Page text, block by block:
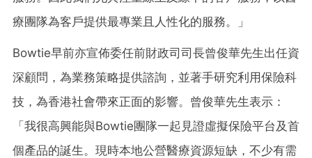
療團隊為客戶提供最專業且人性化的服務。」
Bowtie早前亦宣佈委任前財政司司長曾俊華先生出任資
深顧問，為業務策略提供諮詢，並著手研究利用保險科
技，為香港社會帶來正面的影響。曾俊華先生表示：
「我很高興能與Bowtie團隊一起見證虛擬保險平台及首
個產品的誕生。現時本地公營醫療資源短缺，不少有需